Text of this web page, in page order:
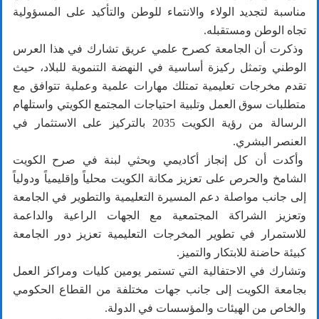
مناسبة لتجديد الولاء والانتماء للوطن والتأكيد على المسؤولية
تجاه الوطن ومستقبله.
وذكرت أن الجامعة كصرح علمي عريق تشارك في هذا العرس
الوطني وتمثل ركيزة أساسية في النهضة التنموية للبلاد، حيث
تقدم مخرجات تعليمية تمتلك مهارات علمية وعملية تتوافق مع
متطلبات سوق العمل وتلبية احتياجات المجتمع الكويتي واستلهام
الرسالة من رؤية الكويت 2035 بالتركيز على الاستثمار في
العنصر البشري.
وأكدت أن كل إنجاز أكاديمي وبحثي لبنة في صرح الكويت
الشامخ والحرص على تعزيز مكانة الكويت محلياً وإقليمياً ودولياً
إلى جانب مواصلة دعم المسيرة التعليمية والتطوير في الجامعة
وتعزيز الشراكة المجتمعية مع الجهات الراعية والداعمة
للاستمرار في تطوير المخرجات التعليمية تعزيز دور الجامعة
كبيئة حاضنة للابتكار والتميز.
وتشارك في الاحتفالية التي تستمر يومين كليات ومراكز العمل
بجامعة الكويت إلى جانب جهات مختلفة من القطاع الحكومي
والخاص من الهيئات والمؤسسات في الدولة.